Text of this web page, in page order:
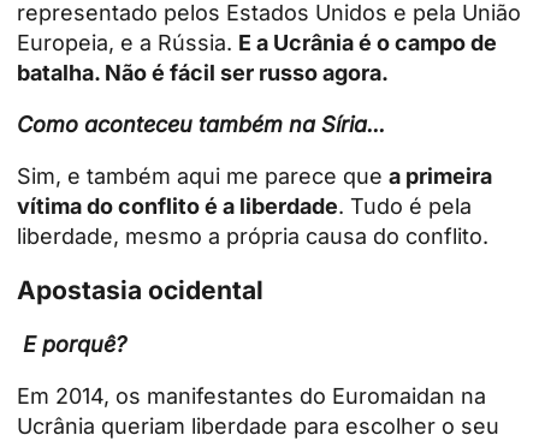
representado pelos Estados Unidos e pela União
Europeia, e a Rússia. E a Ucrânia é o campo de
batalha. Não é fácil ser russo agora.
Como aconteceu também na Síria...
Sim, e também aqui me parece que a primeira
vítima do conflito é a liberdade. Tudo é pela
liberdade, mesmo a própria causa do conflito.
Apostasia ocidental
E porquê?
Em 2014, os manifestantes do Euromaidan na
Ucrânia queriam liberdade para escolher o seu